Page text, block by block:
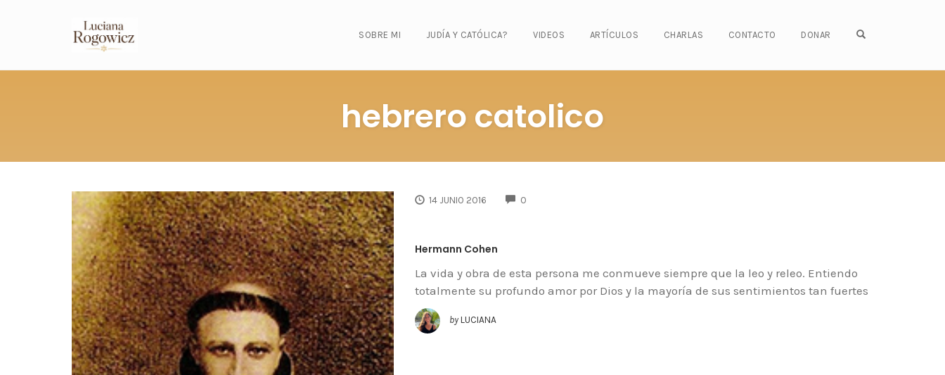
SOBRE MI JUDÍA Y CATÓLICA? VIDEOS ARTÍCULOS CHARLAS CONTACTO DONAR
hebrero catolico
14 JUNIO 2016 0
Hermann Cohen
La vida y obra de esta persona me conmueve siempre que la leo y releo. Entiendo
totalmente su profundo amor por Dios y la mayoría de sus sentimientos tan fuertes
by LUCIANA